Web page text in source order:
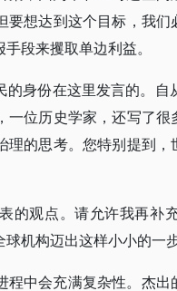
想达到这个目标，我
段来攫取单边利益。
身份在这里发言的。
位历史学家，还写了
的思考。您特别提到，
的观点。请允许我再补
机构迈出这样小小的一
程中会充满复杂性。杰